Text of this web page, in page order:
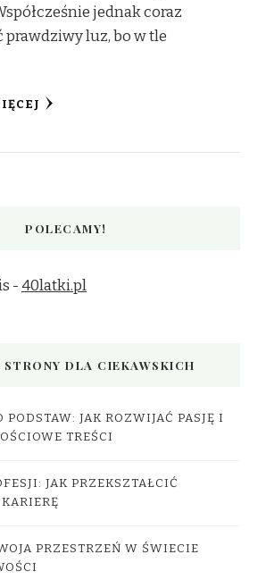
jednak coraz
luz, bo w tle
POLECAMY!
-40latki.pl
STRONY DLA CIEKAWSKICH
PODSTAW: JAK ROZWIJAĆ PASJĘ I
TREŚCI
JAK PRZEKSZTAŁCIĆ
PRZESTRZEŃ W ŚWIECIE